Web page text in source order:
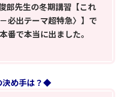
郎先生の冬期講習【これ
必出テーマ超特急〉】で
番で本当に出ました。
決め手は？◆